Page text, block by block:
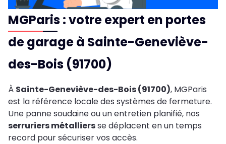
MGParis : votre expert en portes
de garage à Sainte-Geneviève-
des-Bois (91700)
À Sainte-Geneviève-des-Bois (91700), MGParis
est la référence locale des systèmes de fermeture.
Une panne soudaine ou un entretien planifié, nos
serruriers métalliersse déplacent en un temps
record pour sécuriser vos accès.